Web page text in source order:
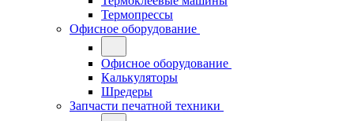
Термопрессы
Офисное оборудование
Офисное оборудование
Калькуляторы
Шредеры
Запчасти печатной техники